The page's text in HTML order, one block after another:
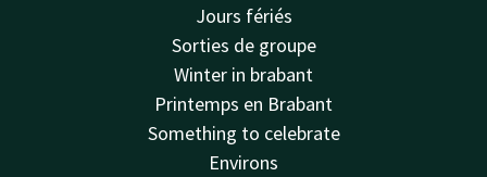
Jours fériés
Sorties de groupe
Winter in brabant
Printemps en Brabant
Something to celebrate
Environs